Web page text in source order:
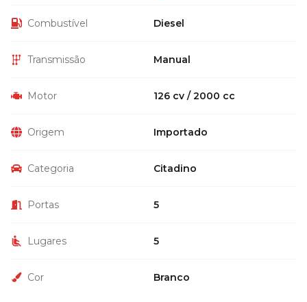
Combustível Diesel
Transmissão Manual
Motor 126 cv / 2000 cc
Origem Importado
Categoria Citadino
Portas 5
Lugares 5
Cor Branco